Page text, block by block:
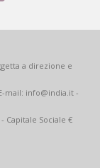
a direzione e
mail: info@india.it -
- Capitale Sociale €